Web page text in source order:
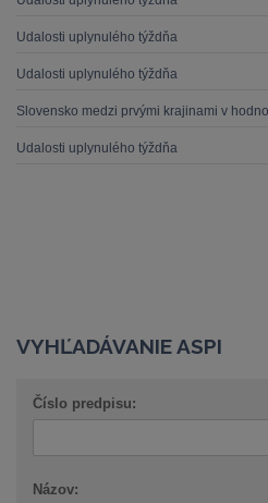
Udalosti uplynulého týždňa
Udalosti uplynulého týždňa
Slovensko medzi prvými krajinami v
Udalosti uplynulého týždňa
VYHĽADÁVANIE ASPI
Číslo predpisu:
Názov: